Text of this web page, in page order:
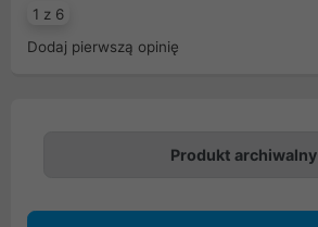
1 z 6
Dodaj pierwszą opinię
Produkt archiwalny